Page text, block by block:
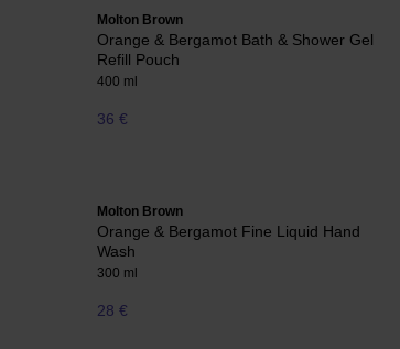
Molton Brown
Orange & Bergamot Bath & Shower Gel
Refill Pouch
400 ml
36 €
Molton Brown
Orange & Bergamot Fine Liquid Hand
Wash
300 ml
28 €